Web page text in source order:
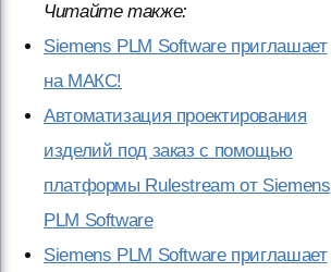
Читайте также:
Siemens PLM Software приглашает
на МАКС!
Автоматизация проектирования
изделий под заказ с помощью
платформы Rulestream от Siemens
PLM Software
Siemens PLM Software приглашает